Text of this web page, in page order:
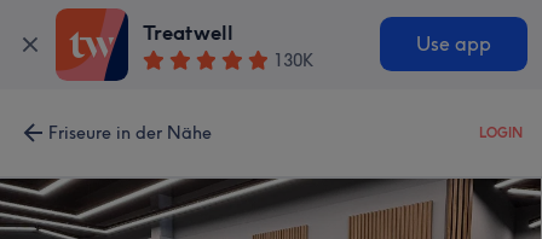
Treatwell
130K
Use app
Friseure in der Nähe LOGIN